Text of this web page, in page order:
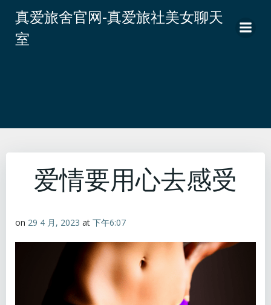
转
真爱旅舍官网-真爱旅社美女聊天
室
爱情要用心去感受
on 29 4 月, 2023 at 下午6:07